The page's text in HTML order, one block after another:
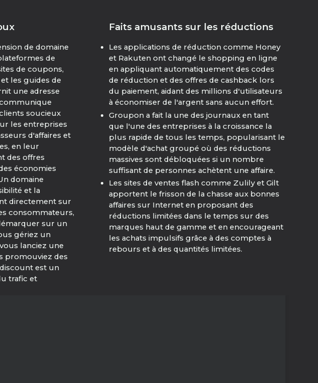
de domaine
de
de coupons,
les guides de
une adresse
soucieux
les entreprises
d'affaires et
en leur
des offres
économies
domaine
et la
directement sur
consommateurs,
sur un
gériez un
lanciez une
promouviez des
est un
trafic et
Faits amusants sur les réductions
Les applications de réduction comme Honey
et Rakuten ont changé le shopping en ligne
en appliquant automatiquement des codes
de réduction et des offres de cashback lors
du paiement, aidant des millions d'utilisateurs
à économiser de l'argent sans aucun effort.
Groupon a fait la une des journaux en tant
que l'une des entreprises à la croissance la
plus rapide de tous les temps, popularisant le
modèle d'achat groupé où des réductions
massives sont débloquées si un nombre
suffisant de personnes achètent une affaire.
Les sites de ventes flash comme Zulily et Gilt
apportent le frisson de la chasse aux bonnes
affaires sur Internet en proposant des
réductions limitées dans le temps sur des
marques haut de gamme et en encourageant
les achats impulsifs grâce à des comptes à
rebours et à des quantités limitées.